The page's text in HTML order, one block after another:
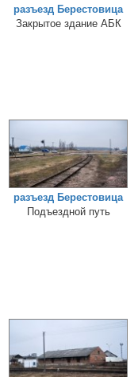
разъезд Берестовица
Закрытое здание АБК
разъезд Берестовица
Подъездной путь